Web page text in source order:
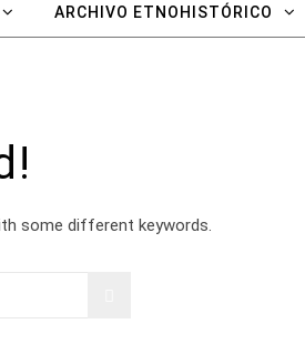
ARCHIVO ETNOHISTÓRICO
some different keywords.